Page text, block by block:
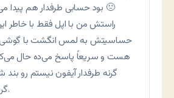
بود حسابی طرفدار هم پیدا می‌کنی 🙁
راستش من با اپل فقط با خاطر
حساسیتش به لمس انگشت با گوشی
هست و سریعاً پاسخ می‌ده حال
گرنه طرفدار آیفون نیستم رو بند
گرفتیم.